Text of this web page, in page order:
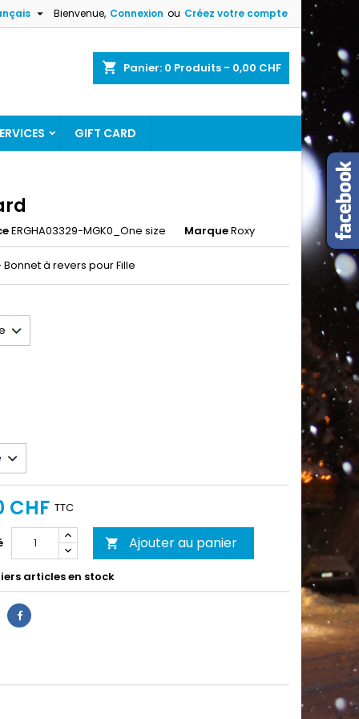
Bienvenue, Connexion ou Créez votre compte

shopping_cart Panier: 0 Produits - 0,00 CHF
GIFT CARD
ERGHA03329-MGK0_One size MarqueRoxy
Bonnet à revers pour Fille
CHF TTC
 Ajouter au panier
articles en stock